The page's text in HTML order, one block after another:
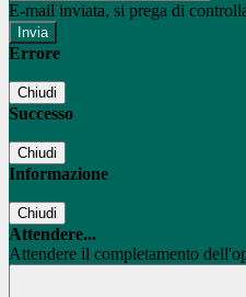
E-mail inviata, si prega di
Errore
Chiudi
Successo
Chiudi
Informazione
Chiudi
Attendere...
Attendere il completamento